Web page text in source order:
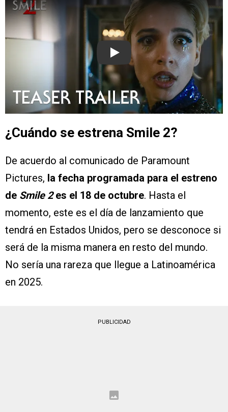
Play
¿Cuándo se estrena Smile 2?
De acuerdo al comunicado de Paramount
Pictures, la fecha programada para el estreno
de Smile 2es el 18 de octubre. Hasta el
momento, este es el día de lanzamiento que
tendrá en Estados Unidos, pero se desconoce si
será de la misma manera en resto del mundo.
No sería una rareza que llegue a Latinoamérica
en 2025.
PUBLICIDAD